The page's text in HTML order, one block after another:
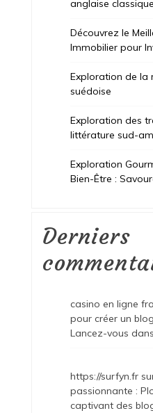
anglaise classique
Découvrez le
Immobilier pour
Exploration de la
suédoise
Exploration des
littérature sud-
Exploration
Bien-Être :
Derniers
casino en ligne
pour créer un
Lancez-vous
https://surfyn.fr
passionnante :
captivant des